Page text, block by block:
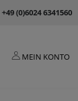
+49 (0)6024 6341560
MEIN KONTO